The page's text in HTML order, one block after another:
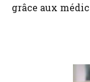
grâce aux